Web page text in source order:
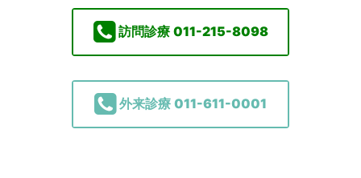
訪問診療 011-215-8098
外来診療 011-611-0001